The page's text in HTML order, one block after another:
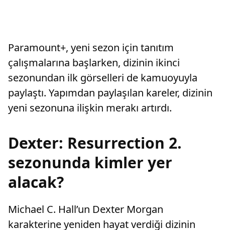
Paramount+, yeni sezon için tanıtım
çalışmalarına başlarken, dizinin ikinci
sezonundan ilk görselleri de kamuoyuyla
paylaştı. Yapımdan paylaşılan kareler, dizinin
yeni sezonuna ilişkin merakı artırdı.
Dexter: Resurrection 2.
sezonunda kimler yer
alacak?
Michael C. Hall’un Dexter Morgan
karakterine yeniden hayat verdiği dizinin